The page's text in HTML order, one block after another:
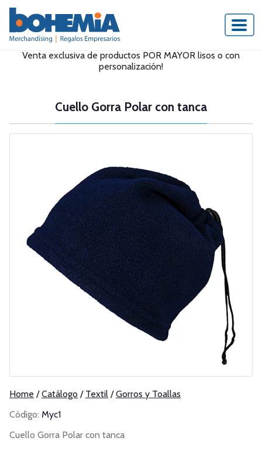
Venta exclusiva de productos POR MAYOR lisos o con
personalización!
Cuello Gorra Polar con tanca
Home /Catálogo / Textil /Gorros y Toallas
Código: Myc1
Cuello Gorra Polar con tanca